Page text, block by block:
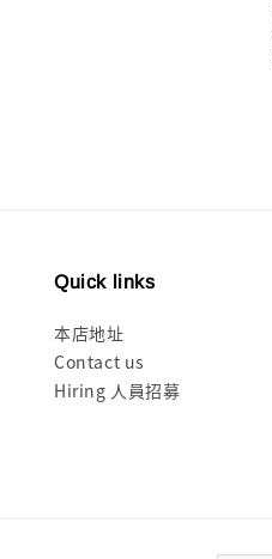
Quick links
本店地址
Contact us
Hiring 人員招募